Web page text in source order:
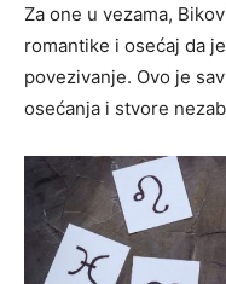
Za one u vezama,
romantike i osećaj da
povezivanje. Ovo je
osećanja i stvore